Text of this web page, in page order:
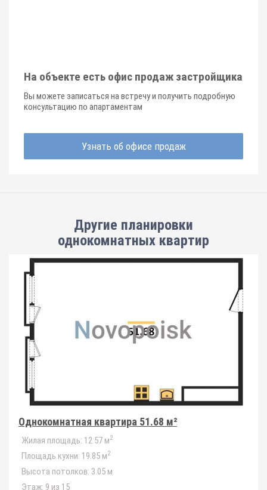
На объекте есть офис продаж застройщика
Вы можете записаться на встречу и получить подробную
консультацию по апартаментам
Узнать об офисе продаж
Другие планировки
однокомнатных квартир
Однокомнатная квартира 51.68 м²
Жилая площадь: 12.57 м2
Площадь кухни: 19.85 м2
Высота потолков: 3.05 м
Этаж: 9 из 15